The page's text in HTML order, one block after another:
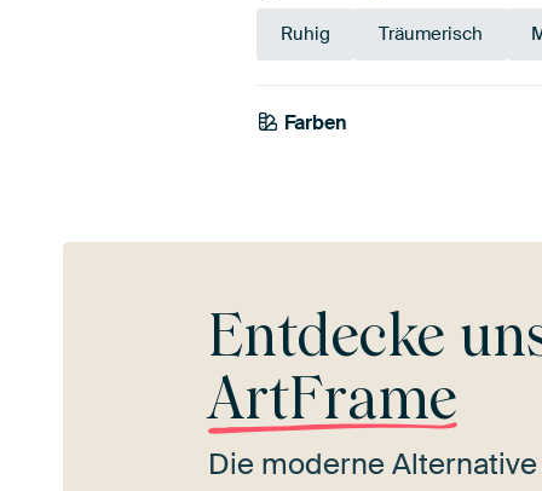
Ruhig Träumerisch
Farben
Braun
Entdecke
ArtFrame
Die moderne